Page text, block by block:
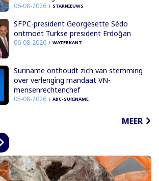
06-08-2026 STARNIEUWS
SFPC-president Georgesette Sédo
ontmoet Turkse president Erdoğan
06-08-2026 WATERKANT
Suriname onthoudt zich van stemming
over verlenging mandaat VN-
mensenrechtenchef
05-08-2026 ABC-SURINAME
MEER